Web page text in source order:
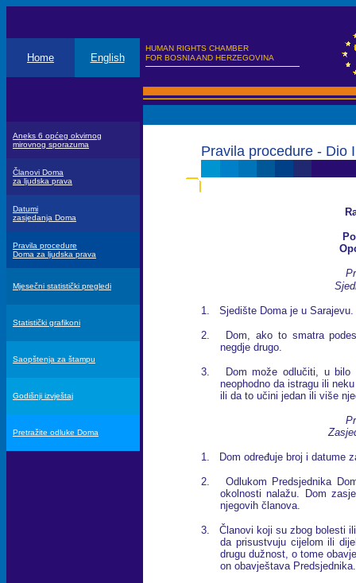
HUMAN RIGHTS CHAMBER
FOR BOSNIA AND HERZEGOVINA
Home English
Aneks 6 općeg okvirnog
mirovnog sporazuma
Članovi Doma
za ljudska prava
Datumi
zasjedanja Doma
Pravila procedure
Doma za ljudska prava
Mjesečni statistički pregledi
Statistički grafikoni
Saopštenja za štampu
Godišnji izvještaj
Pretražite odluke Doma
Pravila procedure - Dio
1. Sjedište Doma je u Sarajevu.
2. Dom, ako to smatra
negdje drugo.
3. Dom može odlučiti, u bilo
neophodno da istragu ili
ili da to učini jedan ili više
1. Dom određuje broj i datume
2. Odlukom Predsjednika
okolnosti nalažu. Dom
njegovih članova.
3. Članovi koji su zbog bolesti
da prisustvuju cijelom ili
drugu dužnost, o tome
on obavještava Predsjednika.